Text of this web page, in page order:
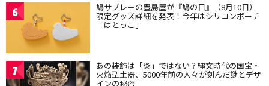
6 鳩サブレーの豊島屋が『鳩の日』（8月10日）
限定グッズ詳細を発表！今年はシリコンポーチ
「はとっこ」
7 あの装飾は「炎」ではない？縄文時代の国宝・
火焔型土器、5000年前の人々が刻んだ謎とデザ
インの秘密